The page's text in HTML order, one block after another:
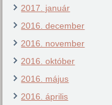
2017. január
2016. december
2016. november
2016. október
2016. május
2016. április